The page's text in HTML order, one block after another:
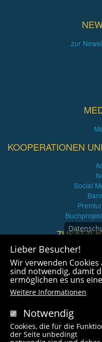
zur
KOOPERATIONEN
Social
360° x
Copyright © 2021
Lieber Besucher!
Wir verwenden Cookies
sind notwendig, damit
ermöglichen es uns
Weitere Informationen
Notwendig
Cookies, die für die
der Seite unbedingt